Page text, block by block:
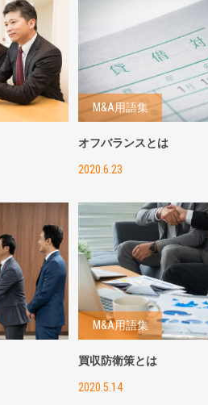
M&A用語集
オフバランスとは
2020.6.23
M&A用語集
買収防衛策とは
2020.5.14